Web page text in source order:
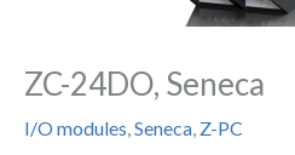
ZC-24DO, Seneca
I/O modules,Seneca, Z-PC